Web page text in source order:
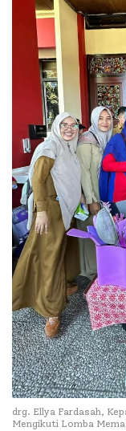
drg. Ellya Fardasah,
Mengikuti Lomba